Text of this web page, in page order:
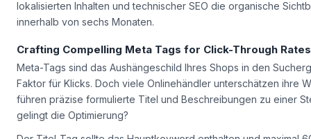
Ein Praxisbeispiel: Der deutsche Outdoor-AusrüsterGlobetrotter
lokalisierten Inhalten und technischer SEO die organische
Crafting Compelling Meta Tags for Click-Through Rates
Meta-Tags sind das Aushängeschild Ihres Shops in den
Faktor für Klicks. Doch viele Onlinehändler unterschätzen ihre
führen präzise formulierte Titel und Beschreibungen zu einer